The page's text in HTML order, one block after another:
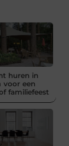
huren in
voor een
familiefeest